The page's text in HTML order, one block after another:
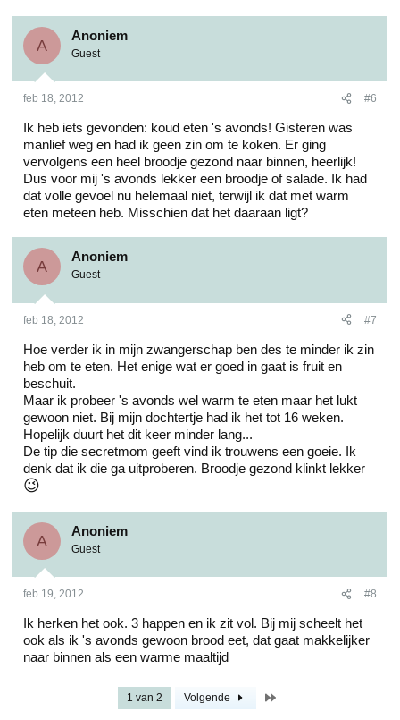
A
Anoniem
Guest
feb 18, 2012 #6
Ik heb iets gevonden: koud eten 's avonds! Gisteren was
manlief weg en had ik geen zin om te koken. Er ging
vervolgens een heel broodje gezond naar binnen, heerlijk!
Dus voor mij 's avonds lekker een broodje of salade. Ik had
dat volle gevoel nu helemaal niet, terwijl ik dat met warm
eten meteen heb. Misschien dat het daaraan ligt?
A
Anoniem
Guest
feb 18, 2012 #7
Hoe verder ik in mijn zwangerschap ben des te minder ik zin
heb om te eten. Het enige wat er goed in gaat is fruit en
beschuit.
Maar ik probeer 's avonds wel warm te eten maar het lukt
gewoon niet. Bij mijn dochtertje had ik het tot 16 weken.
Hopelijk duurt het dit keer minder lang...
De tip die secretmom geeft vind ik trouwens een goeie. Ik
denk dat ik die ga uitproberen. Broodje gezond klinkt lekker
😉
A
Anoniem
Guest
feb 19, 2012 #8
Ik herken het ook. 3 happen en ik zit vol. Bij mij scheelt het
ook als ik 's avonds gewoon brood eet, dat gaat makkelijker
naar binnen als een warme maaltijd
1 van 2 Volgende